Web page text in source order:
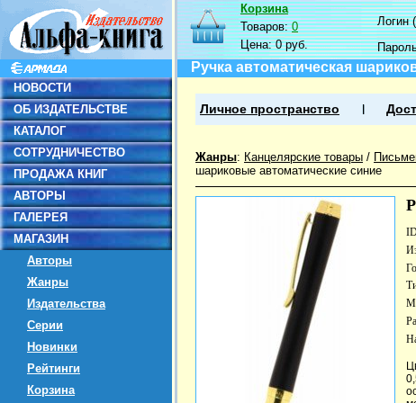
НОВОСТИ
ОБ ИЗДАТЕЛЬСТВЕ
КАТАЛОГ
СОТРУДНИЧЕСТВО
ПРОДАЖА КНИГ
АВТОРЫ
ГАЛЕРЕЯ
МАГАЗИН
Авторы
Жанры
Издательства
Серии
Новинки
Рейтинги
Корзина
Корзина
Товаров:0
Цена:0 руб.
Логин
Ручка автоматическая
Личное пространство
Жанры: Канцелярские товары /
шариковые автоматические синие